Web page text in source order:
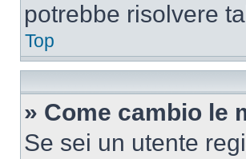
potrebbe risolvere
Top
» Come cambio le
Se sei un utente